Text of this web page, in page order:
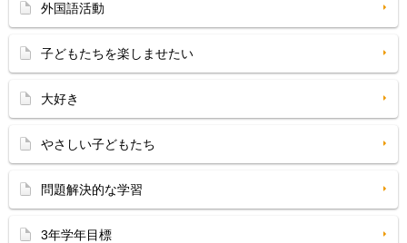
外国語活動
子どもたちを楽しませたい
大好き
やさしい子どもたち
問題解決的な学習
3年学年目標